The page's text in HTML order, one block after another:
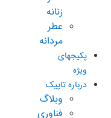
زنانه
عطر
مردانه
پکیجهای
ویژه
درباره تاپیک
وبلاگ
فناوری